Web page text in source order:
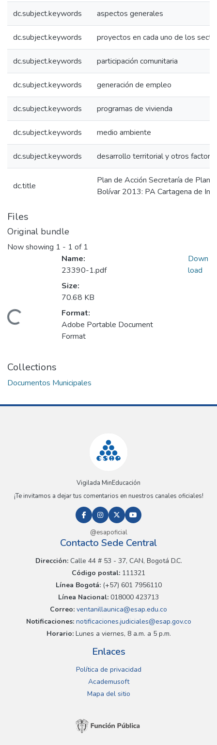
dc.subject.keywords aspectos generales
dc.subject.keywords proyectos en cada uno de los
dc.subject.keywords participación comunitaria
dc.subject.keywords generación de empleo
dc.subject.keywords programas de vivienda
dc.subject.keywords medio ambiente
dc.subject.keywords desarrollo territorial y otros
dc.title
Plan de Acción Secretaría de
Bolívar 2013: PA Cartagena de
Files
Original bundle
Now showing 1 - 1 of 1
Loading...
Name:
23390-1.pdf
Size:
70.68 KB
Format:
Adobe Portable Document
Format
Down
load
Collections
Documentos Municipales
Vigilada MinEducación
¡Te invitamos a dejar tus comentarios en nuestros canales oficiales!
@esapoficial
Contacto Sede Central
Dirección:Calle 44 # 53 - 37, CAN, Bogotá D.C.
Código postal: 111321
Línea Bogotá:(+57) 601 7956110
Línea Nacional: 018000 423713
Correo: ventanillaunica@esap.edu.co
Notificaciones:notificaciones.judiciales@esap.gov.co
Horario:Lunes a viernes, 8 a.m. a 5 p.m.
Enlaces
Política de privacidad
Academusoft
Mapa del sitio